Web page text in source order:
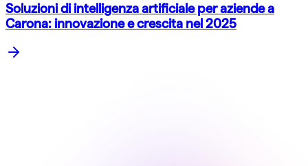
Soluzioni di intelligenza artificiale per aziende a
Carona: innovazione e crescita nel 2025